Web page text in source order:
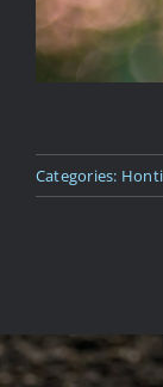
Categories: